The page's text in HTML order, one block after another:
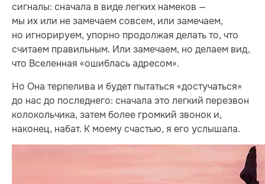
сигналы: сначала в виде легких намеков —
мы их или не замечаем совсем, или замечаем,
но игнорируем, упорно продолжая делать то, что
считаем правильным. Или замечаем, но делаем вид,
что Вселенная «ошиблась адресом».
Но Она терпелива и будет пытаться «достучаться»
до нас до последнего: сначала это легкий перезвон
колокольчика, затем более громкий звонок и,
наконец, набат. К моему счастью, я его услышала.